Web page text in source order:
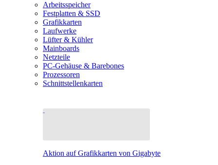
Arbeitsspeicher
Festplatten & SSD
Grafikkarten
Laufwerke
Lüfter & Kühler
Mainboards
Netzteile
PC-Gehäuse & Barebones
Prozessoren
Schnittstellenkarten
Aktion auf Grafikkarten von Gigabyte